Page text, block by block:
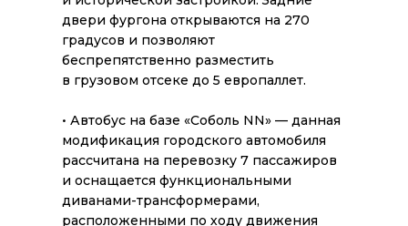
двери фургона открываются на 270
градусов и позволяют
беспрепятственно разместить
в грузовом отсеке до 5 европаллет.
• Автобус на базе «Соболь NN» — данная
модификация городского автомобиля
рассчитана на перевозку 7 пассажиров
и оснащается функциональными
диванами-трансформерами,
расположенными по ходу движения